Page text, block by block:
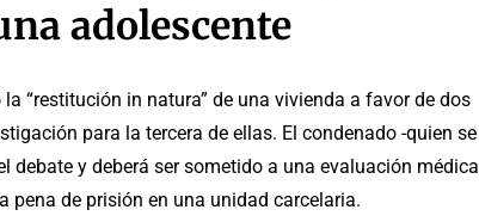
adolescente
“restitución in natura” de una vivienda a favor de dos
para la tercera de ellas. El condenado -quien se
y deberá ser sometido a una evaluación médica
de prisión en una unidad carcelaria.